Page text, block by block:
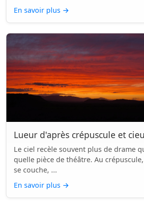
En savoir plus →
Lueur d'après crépuscule et
Le ciel recèle souvent plus de drame
quelle pièce de théâtre. Au
se couche, ...
En savoir plus →